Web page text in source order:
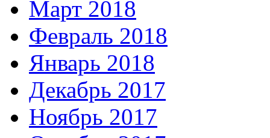
Март 2018
Февраль 2018
Январь 2018
Декабрь 2017
Ноябрь 2017